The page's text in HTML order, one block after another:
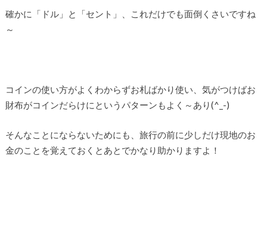
確かに「ドル」と「セント」、これだけでも面倒くさいですね
～
コインの使い方がよくわからずお札ばかり使い、気がつけばお
財布がコインだらけにというパターンもよく～あり(^_-)
そんなことにならないためにも、旅行の前に少しだけ現地のお
金のことを覚えておくとあとでかなり助かりますよ！